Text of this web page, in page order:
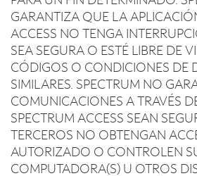
GARANTIZA QUE LA
ACCESS NO TENGA
SEA SEGURA O ESTÉ LIBRE DE
CÓDIGOS O CONDICIONES DE
SIMILARES. SPECTRUM NO
COMUNICACIONES A TRAVÉS
SPECTRUM ACCESS SEAN
TERCEROS NO OBTENGAN
AUTORIZADO O CONTROLEN
COMPUTADORA(S) U OTROS